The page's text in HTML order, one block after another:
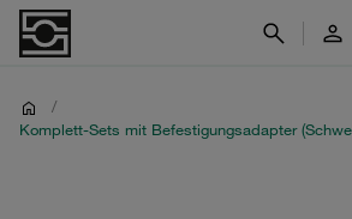
/
Komplett-Sets mit Befestigungsadapter